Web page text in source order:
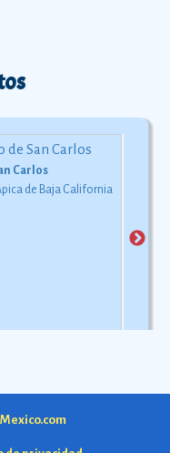
Carlos
de Baja California